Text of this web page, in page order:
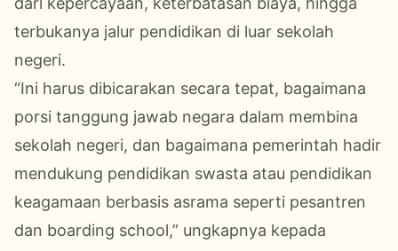
terbukanya jalur pendidikan di luar sekolah
negeri.
“Ini harus dibicarakan secara tepat, bagaimana
porsi tanggung jawab negara dalam membina
sekolah negeri, dan bagaimana pemerintah hadir
mendukung pendidikan swasta atau pendidikan
keagamaan berbasis asrama seperti pesantren
dan boarding school,” ungkapnya kepada